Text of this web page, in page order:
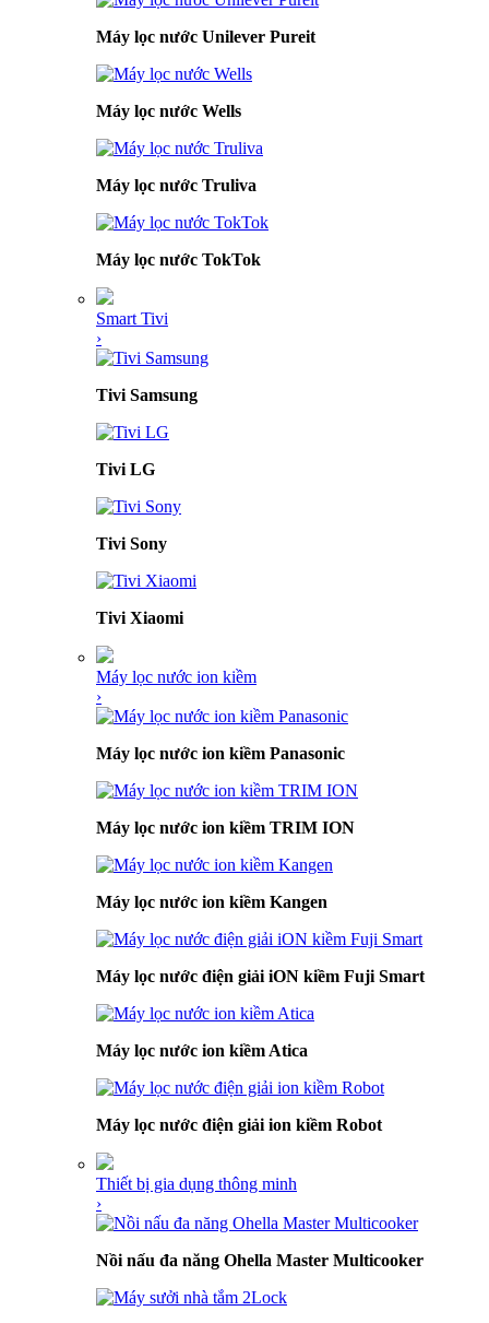
Máy lọc nước Unilever Pureit
Máy lọc nước Wells
Máy lọc nước Truliva
Máy lọc nước TokTok
Smart Tivi
›
Tivi Samsung
Tivi LG
Tivi Sony
Tivi Xiaomi
Máy lọc nước ion kiềm
›
Máy lọc nước ion kiềm Panasonic
Máy lọc nước ion kiềm TRIM ION
Máy lọc nước ion kiềm Kangen
Máy lọc nước điện giải iON kiềm Fuji Smart
Máy lọc nước ion kiềm Atica
Máy lọc nước điện giải ion kiềm Robot
Thiết bị gia dụng thông minh
›
Nồi nấu đa năng Ohella Master Multicooker